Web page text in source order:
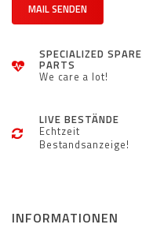
MAIL SENDEN
SPECIALIZED SPARE
PARTS
We care a lot!
LIVE BESTÄNDE
Echtzeit
Bestandsanzeige!
INFORMATIONEN